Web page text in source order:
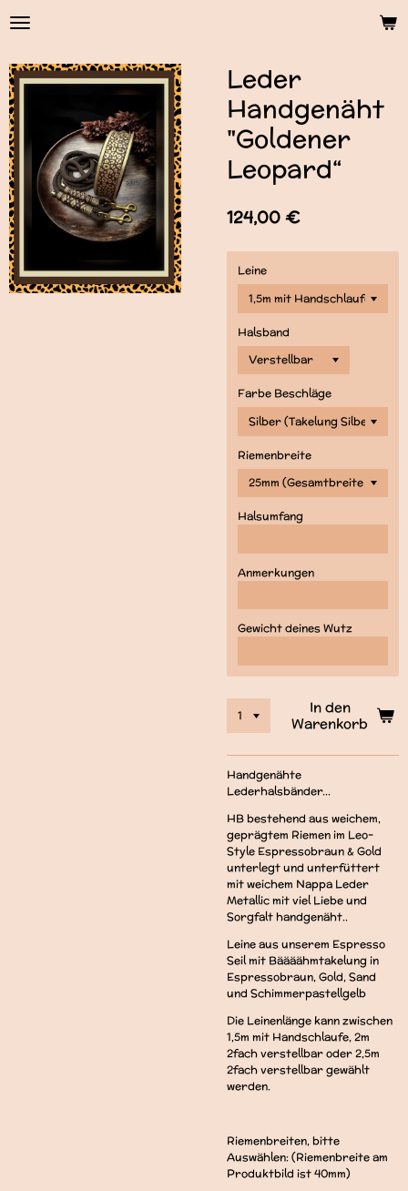
Zum
Hauptinhalt
Leder
Handgenäht
"Goldener
Leopard“
124,00 €
Leine
Halsband
Farbe Beschläge
Riemenbreite
Halsumfang
Anmerkungen
Gewicht deines Wutz
In den
Warenkorb
Handgenähte
Lederhalsbänder...
HB bestehend aus weichem,
geprägtem Riemen im Leo-
Style Espressobraun & Gold
unterlegt und unterfüttert
mit weichem Nappa Leder
Metallic mit viel Liebe und
Sorgfalt handgenäht..
Leine aus unserem Espresso
Seil mit Bäääähmtakelung in
Espressobraun, Gold, Sand
und Schimmerpastellgelb
Die Leinenlänge kann zwischen
1,5m mit Handschlaufe, 2m
2fach verstellbar oder 2,5m
2fach verstellbar gewählt
werden.
Riemenbreiten, bitte
Auswählen: (Riemenbreite am
Produktbild ist 40mm)